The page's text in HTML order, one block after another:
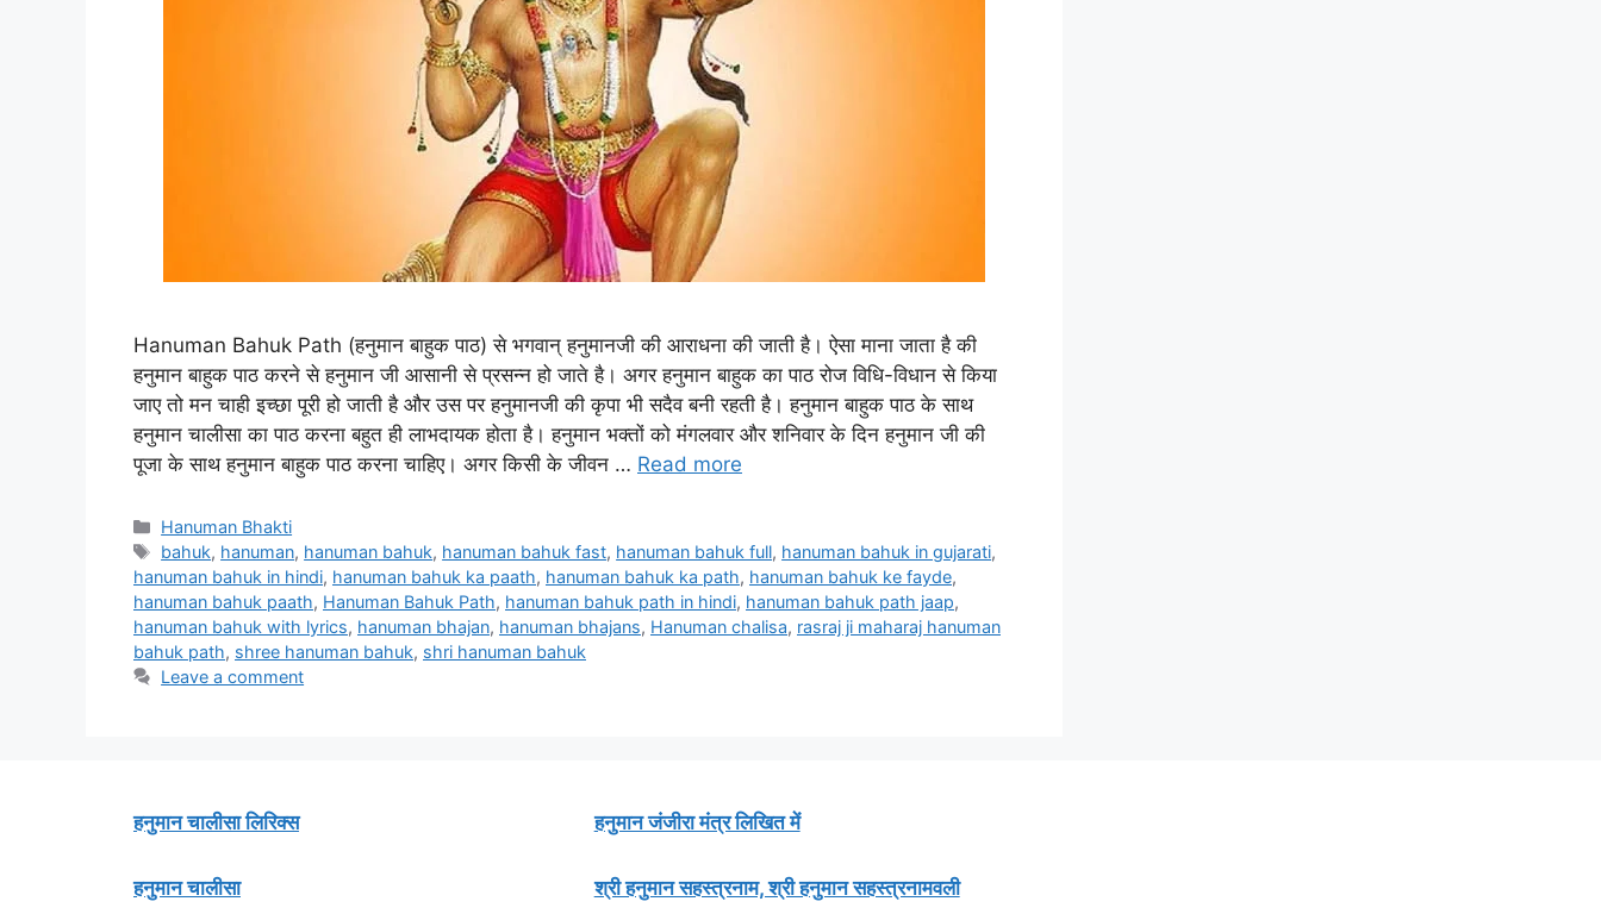
Hanuman Bahuk Path (हनुमान बाहुक पाठ) से भगवान् हनुमानजी की आराधना की जाती है। ऐसा माना जाता है की
हनुमान बाहुक पाठ करने से हनुमान जी आसानी से प्रसन्न हो जाते है। अगर हनुमान बाहुक का पाठ रोज विधि-विधान से किया
जाए तो मन चाही इच्छा पूरी हो जाती है और उस पर हनुमानजी की कृपा भी सदैव बनी रहती है। हनुमान बाहुक पाठ के साथ
हनुमान चालीसा का पाठ करना बहुत ही लाभदायक होता है। हनुमान भक्तों को मंगलवार और शनिवार के दिन हनुमान जी की
पूजा के साथ हनुमान बाहुक पाठ करना चाहिए। अगर किसी के जीवन … Read more
Categories
Hanuman Bhakti
Tags
bahuk, hanuman, hanuman bahuk, hanuman bahuk fast, hanuman bahuk full, hanuman bahuk in gujarati,
hanuman bahuk in hindi, hanuman bahuk ka paath, hanuman bahuk ka path, hanuman bahuk ke fayde,
hanuman bahuk paath, Hanuman Bahuk Path, hanuman bahuk path in hindi, hanuman bahuk path jaap,
hanuman bahuk with lyrics, hanuman bhajan, hanuman bhajans, Hanuman chalisa, rasraj ji maharaj hanuman
bahuk path, shree hanuman bahuk, shri hanuman bahuk
Leave a comment
हनुमान चालीसा लिरिक्स
हनुमान चालीसा
हनुमान जंजीरा मंत्र लिखित में
श्री हनुमान सहस्त्रनाम, श्री हनुमान सहस्त्रनामवली